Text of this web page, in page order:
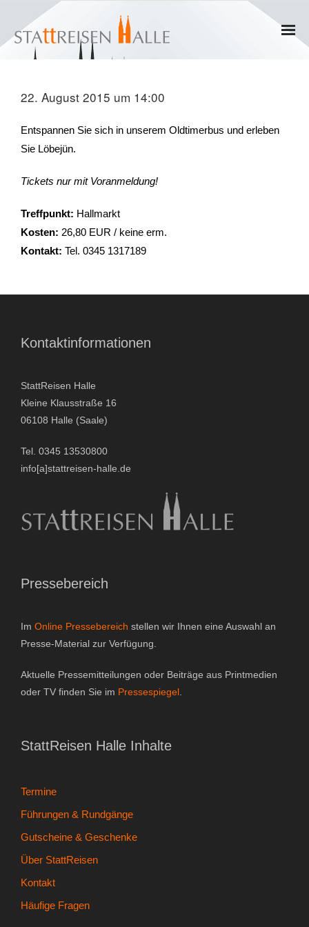
- Private Gruppen
- Firmengruppen
- Stadtrundfahrten
- Kinder & Schulklassen
- Kulinarische Stadtführungen
- Ausflüge & Touren
Gutscheine & Geschenke
- Gutschein
- Bücher
- Inhaberin
22. August 2015 um 14:00
Entspannen Sie sich in unserem Oldtimerbus und erleben
Sie Löbejün.
Tickets nur mit Voranmeldung!
Treffpunkt: Hallmarkt
Kosten: 26,80 EUR / keine erm.
Kontakt: Tel. 0345 1317189
Kontaktinformationen
StattReisen Halle
Kleine Klausstraße 16
06108 Halle (Saale)
Tel. 0345 13530800
info[a]stattreisen-halle.de
Pressebereich
Im Online Pressebereich stellen wir Ihnen eine Auswahl an
Presse-Material zur Verfügung.
Aktuelle Pressemitteilungen oder Beiträge aus Printmedien
oder TV finden Sie im Pressespiegel.
StattReisen Halle Inhalte
Termine
Führungen & Rundgänge
Gutscheine & Geschenke
Über StattReisen
Kontakt
Häufige Fragen